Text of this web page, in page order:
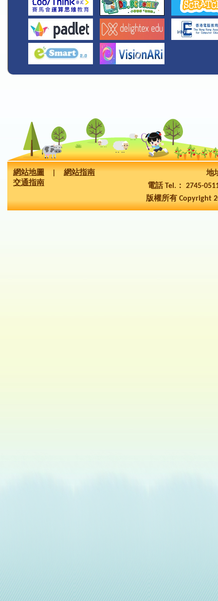
網站地圖
網站指南
交通指南
地
電話 Tel.： 2745-
版權所有 Copyright